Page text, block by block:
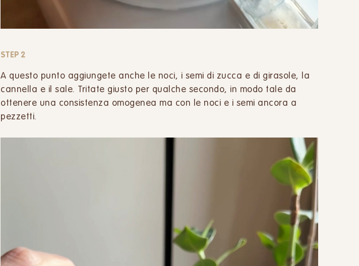
STEP 2
A questo punto aggiungete anche le noci, i semi di zucca e di girasole, la
cannella e il sale. Tritate giusto per qualche secondo, in modo tale da
ottenere una consistenza omogenea ma con le noci e i semi ancora a
pezzetti.